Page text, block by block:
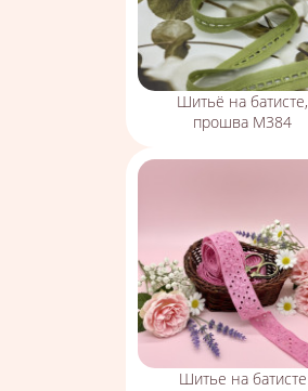
Шитьё на батисте,
прошва М384
Шитье на батисте